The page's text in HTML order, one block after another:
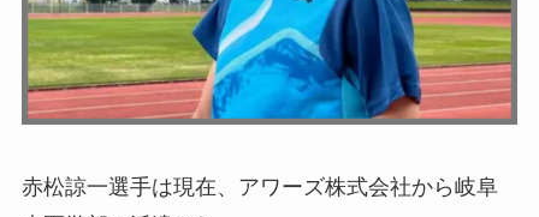
赤松諒一選手は現在、アワーズ株式会社から岐阜